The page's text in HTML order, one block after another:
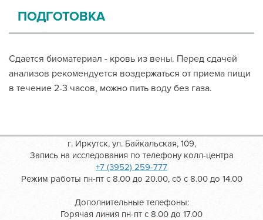
ПОДГОТОВКА
Сдается биоматериал - кровь из вены. Перед сдачей
анализов рекомендуется воздержаться от приема пищи
в течение 2-3 часов, можно пить воду без газа.
г. Иркутск, ул. Байкальская, 109,
Запись на исследования по телефону колл-центра
+7 (3952) 259-777
Режим работы пн-пт с 8.00 до 20.00, сб с 8.00 до 14.00
Дополнительные телефоны:
Горячая линия пн-пт с 8.00 до 17.00